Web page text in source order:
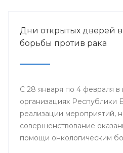
Дни открытых дверей
борьбы против рака
С 28 января по 4 февраля
организациях Республики
реализации мероприятий,
совершенствование
помощи онкологическим